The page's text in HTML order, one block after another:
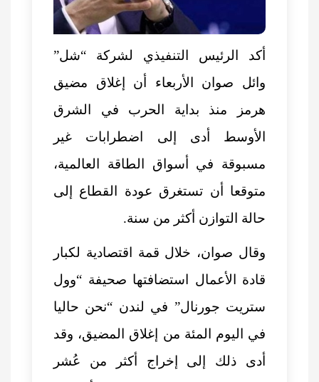
أكد الرئيس التنفيذي لشركة “شل”
وائل صوان الأربعاء أن إغلاق مضيق
هرمز
منذ بداية الحرب في الشرق
الأوسط أدى إلى اضطرابات غير
مسبوقة في أسواق الطاقة العالمية،
متوقعا أن تستغرق عودة القطاع إلى
حالة التوازن أكثر من سنة.
وقال صوان، خلال قمة اقتصادية لكبار
قادة الأعمال استضافتها صحيفة “وول
ستريت جورنال” في لندن “نحن حاليا
في اليوم المئة من إغلاق المضيق، وقد
أدى ذلك إلى إخراج أكثر من عُشر